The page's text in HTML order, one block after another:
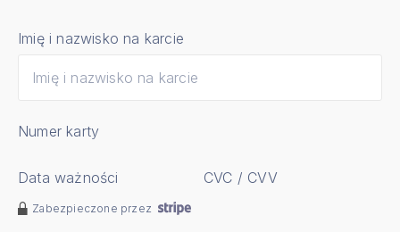
Imię i nazwisko na karcie
Numer karty
Data ważności CVC / CVV
Zabezpieczone przez